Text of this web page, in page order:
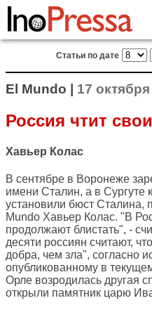
Статьи по дате
El Mundo | 17 октября
Россия чтит
Хавьер Колас
В сентябре в Воронеже
имени Сталин, а в Сургуте
установили бюст Сталина,
Mundo Хавьер Колас. "В
продолжают блистать", -
десяти россиян считают,
добра, чем зла", согласно
опубликованному в
Орле возродилась другая
открыли памятник царю